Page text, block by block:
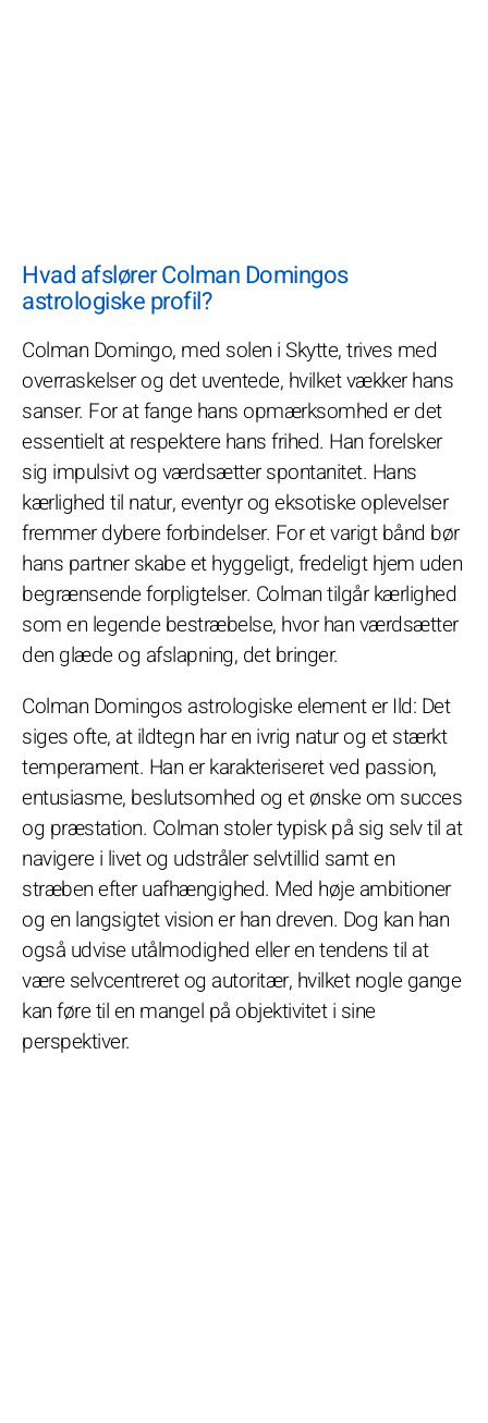
Hvad afslører Colman Domingos
astrologiske profil?
Colman Domingo, med solen i Skytte, trives med
overraskelser og det uventede, hvilket vækker hans
sanser. For at fange hans opmærksomhed er det
essentielt at respektere hans frihed. Han forelsker
sig impulsivt og værdsætter spontanitet. Hans
kærlighed til natur, eventyr og eksotiske oplevelser
fremmer dybere forbindelser. For et varigt bånd bør
hans partner skabe et hyggeligt, fredeligt hjem uden
begrænsende forpligtelser. Colman tilgår kærlighed
som en legende bestræbelse, hvor han værdsætter
den glæde og afslapning, det bringer.
Colman Domingos astrologiske element er Ild: Det
siges ofte, at ildtegn har en ivrig natur og et stærkt
temperament. Han er karakteriseret ved passion,
entusiasme, beslutsomhed og et ønske om succes
og præstation. Colman stoler typisk på sig selv til at
navigere i livet og udstråler selvtillid samt en
stræben efter uafhængighed. Med høje ambitioner
og en langsigtet vision er han dreven. Dog kan han
også udvise utålmodighed eller en tendens til at
være selvcentreret og autoritær, hvilket nogle gange
kan føre til en mangel på objektivitet i sine
perspektiver.